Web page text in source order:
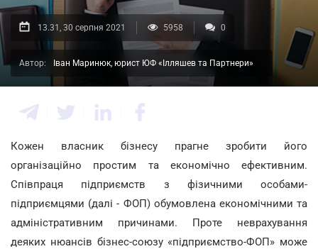
13.31, 30 серпня 2021 5958 0
Автор: Іван Маринюк, юрист ЮФ «Ілляшев та Партнери»
Кожен власник бізнесу прагне зробити його
організаційно простим та економічно ефективним.
Співпраця підприємств з фізичними особами-
підприємцями (далі ­- ФОП) обумовлена економічними та
адміністративним причинами. Проте неврахування
деяких нюансів бізнес-союзу «підприємство-ФОП» може